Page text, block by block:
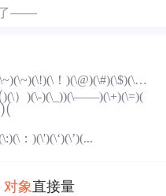
——
！)(\@)(\#)(\$)(\
)(\）)(\-)(\_))(\——)(\+)(\=)(
)(
)(
：)(\')(\‘)(\’)(...
对象直接量